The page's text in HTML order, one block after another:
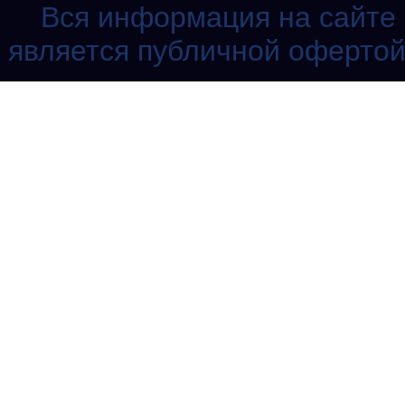
Вся информация на сайте
является публичной